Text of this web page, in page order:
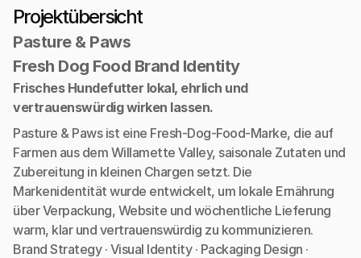
Projektübersicht
Pasture & Paws
Fresh Dog Food Brand Identity
Frisches Hundefutter lokal, ehrlich und
vertrauenswürdig wirken lassen.
Pasture & Paws ist eine Fresh-Dog-Food-Marke, die auf
Farmen aus dem Willamette Valley, saisonale Zutaten und
Zubereitung in kleinen Chargen setzt. Die
Markenidentität wurde entwickelt, um lokale Ernährung
über Verpackung, Website und wöchentliche Lieferung
warm, klar und vertrauenswürdig zu kommunizieren.
Brand Strategy · Visual Identity · Packaging Design ·